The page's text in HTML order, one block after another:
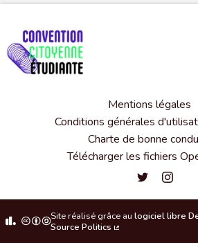
Mentions légales
Conditions générales
Charte de bonne
Télécharger les fichiers
Convention
Site réalisé grâce au logiciel libre
Source Politics